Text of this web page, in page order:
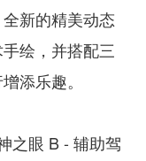
新的精美动态
绘，并搭配三
添乐趣。
之眼 B - 辅助驾